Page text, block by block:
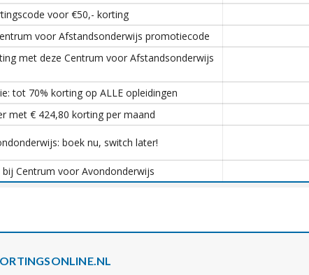
voor €50,- korting
voor Afstandsonderwijs promotiecode
met deze Centrum voor Afstandsonderwijs
tot 70% korting op ALLE opleidingen
met € 424,80 korting per maand
boek nu, switch later!
Centrum voor Avondonderwijs